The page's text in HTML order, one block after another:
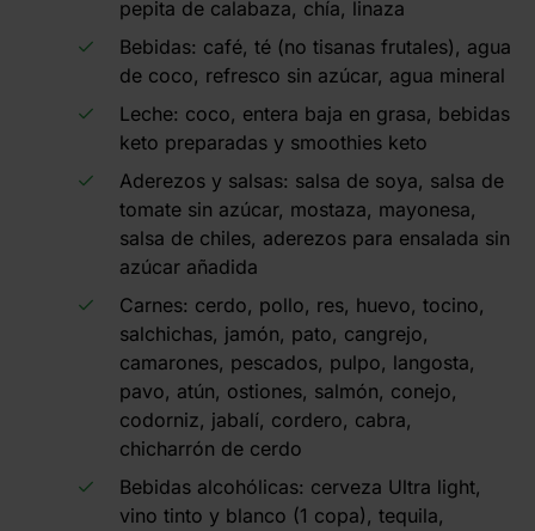
pepita de calabaza, chía, linaza
Bebidas: café, té (no tisanas frutales), agua
de coco, refresco sin azúcar, agua mineral
Leche: coco, entera baja en grasa, bebidas
keto preparadas y smoothies keto
Aderezos y salsas: salsa de soya, salsa de
tomate sin azúcar, mostaza, mayonesa,
salsa de chiles, aderezos para ensalada sin
azúcar añadida
Carnes: cerdo, pollo, res, huevo, tocino,
salchichas, jamón, pato, cangrejo,
camarones, pescados, pulpo, langosta,
pavo, atún, ostiones, salmón, conejo,
codorniz, jabalí, cordero, cabra,
chicharrón de cerdo
Bebidas alcohólicas: cerveza Ultra light,
vino tinto y blanco (1 copa), tequila,